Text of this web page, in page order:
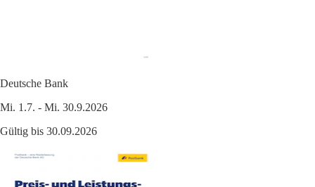
Deutsche Bank
Mi. 1.7. - Mi. 30.9.2026
Gültig bis 30.09.2026